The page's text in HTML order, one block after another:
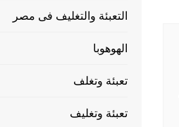
التعبئة والتغليف فى مصر
الهوهوبا
تعبئة وتغلف
تعبئة وتغليف